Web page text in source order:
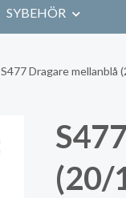
SYBEHÖR
S477 Dragare mellanblå
(20/